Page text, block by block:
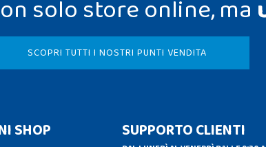
solo store online, ma
SCOPRI TUTTI I NOSTRI PUNTI VENDITA
SHOP SUPPORTO CLIENTI